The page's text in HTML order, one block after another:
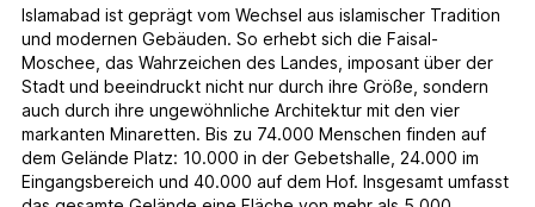
Islamabad ist geprägt vom Wechsel aus islamischer Tradition
und modernen Gebäuden. So erhebt sich die Faisal-
Moschee, das Wahrzeichen des Landes, imposant über der
Stadt und beeindruckt nicht nur durch ihre Größe, sondern
auch durch ihre ungewöhnliche Architektur mit den vier
markanten Minaretten. Bis zu 74.000 Menschen finden auf
dem Gelände Platz: 10.000 in der Gebetshalle, 24.000 im
Eingangsbereich und 40.000 auf dem Hof. Insgesamt umfasst